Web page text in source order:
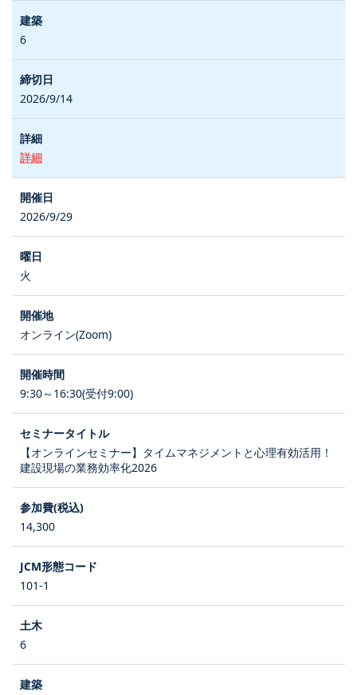
6
2026/9/14
詳細
2026/9/29
火
オンライン(Zoom)
9:30～16:30(受付9:00)
【オンラインセミナー】タイムマネジメントと心理有効活用！
建設現場の業務効率化2026
14,300
101-1
6